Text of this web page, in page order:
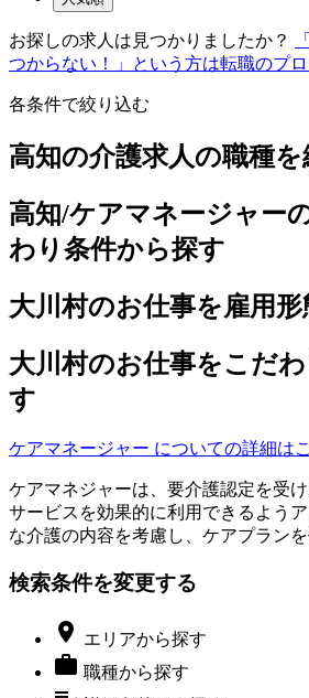
お探しの求人は見つかりましたか？
つからない！」という方は転職のプ
各条件で絞り込む
高知の介護求人の職種
高知/ケアマネージャー
わり条件から探す
大川村のお仕事を雇用
大川村のお仕事をこだ
す
ケアマネージャー についての詳細は
ケアマネジャーは、要介護認定を受
サービスを効果的に利用できるよう
な介護の内容を考慮し、ケアプランを
検索条件を変更する
 エリアから探す
 職種から探す